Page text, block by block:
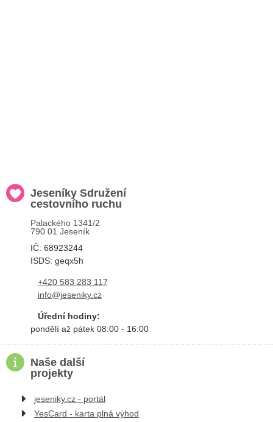
Jeseníky Sdružení
cestovního ruchu
Palackého 1341/2
790 01 Jeseník
IČ: 68923244
ISDS: geqx5h
+420 583 283 117
info@jeseniky.cz
Úřední hodiny:
pondělí až pátek 08:00 - 16:00
Naše další
projekty
jeseniky.cz - portál
YesCard - karta plná výhod